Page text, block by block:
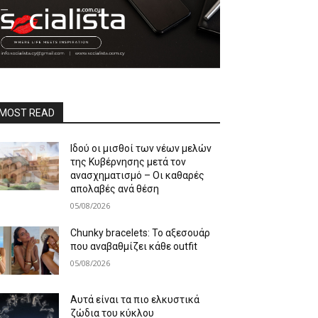
READ
Ιδού οι μισθοί των νέων μελών
της Κυβέρνησης μετά τον
ανασχηματισμό – Οι καθαρές
απολαβές ανά θέση
05/08/2026
Chunky bracelets: Το αξεσουάρ
που αναβαθμίζει κάθε outfit
05/08/2026
Αυτά είναι τα πιο ελκυστικά
ζώδια του κύκλου